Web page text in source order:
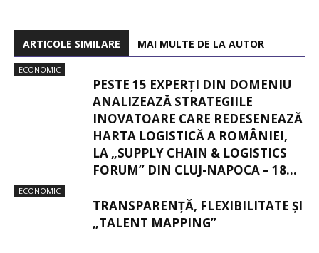
ARTICOLE SIMILARE MAI MULTE DE LA AUTOR
ECONOMIC
PESTE 15 EXPERȚI DIN DOMENIU
ANALIZEAZĂ STRATEGIILE
INOVATOARE CARE REDESENEAZĂ
HARTA LOGISTICĂ A ROMÂNIEI,
LA „SUPPLY CHAIN & LOGISTICS
FORUM” DIN CLUJ-NAPOCA – 18...
ECONOMIC
TRANSPARENȚĂ, FLEXIBILITATE ȘI
„TALENT MAPPING”